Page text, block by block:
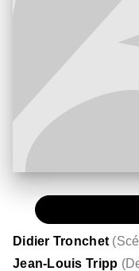
Didier Tronchet (
Jean-Louis Tripp (